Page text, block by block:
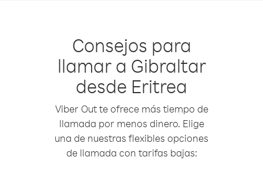
Consejos para
llamar a Gibraltar
desde Eritrea
Viber Out te ofrece más tiempo de
llamada por menos dinero. Elige
una de nuestras flexibles opciones
de llamada con tarifas bajas: